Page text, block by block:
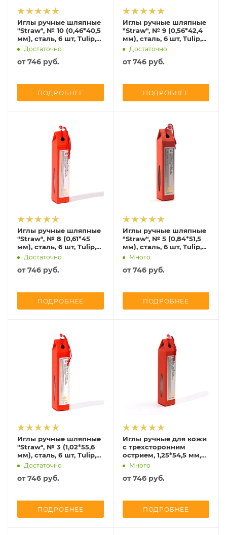
Иглы ручные шляпные
"Straw", № 10 (0,46*40,5
мм), сталь, 6 шт, Tulip,
THN-081e
Достаточно
от746 руб.
ПОДРОБНЕЕ
Иглы ручные шляпные
"Straw", № 9 (0,56*42,4
мм), сталь, 6 шт, Tulip,
THN-080e
Достаточно
от746 руб.
ПОДРОБНЕЕ
Иглы ручные шляпные
"Straw", № 8 (0,61*45
мм), сталь, 6 шт, Tulip,
THN-079e
Достаточно
от746 руб.
ПОДРОБНЕЕ
Иглы ручные шляпные
"Straw", № 5 (0,84*51,5
мм), сталь, 6 шт, Tulip,
THN-077e
Много
от746 руб.
ПОДРОБНЕЕ
Иглы ручные шляпные
"Straw", № 3 (1,02*55,6
мм), сталь, 6 шт, Tulip,
THN-076e
Достаточно
от746 руб.
ПОДРОБНЕЕ
Иглы ручные для кожи
с трехсторонним
острием, 1,25*54,5 мм,
сталь, 2 шт, Tulip, THN-
Много
от746 руб.
ПОДРОБНЕЕ